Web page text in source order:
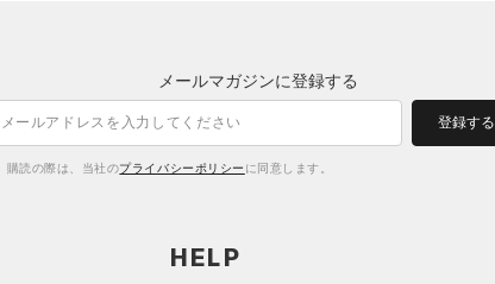
メールマガジンに登録する
登録する
購読の際は、当社のプライバシーポリシー に同意します。
HELP